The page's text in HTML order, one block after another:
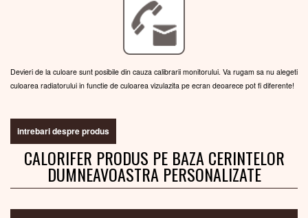
Devieri de la culoare sunt posibile din cauza calibrarii monitorului. Va rugam sa nu alegeti
culoarea radiatorului in functie de culoarea vizulazita pe ecran deoarece pot fi diferente!
intrebari despre produs
CALORIFER PRODUS PE BAZA CERINTELOR
DUMNEAVOASTRA PERSONALIZATE